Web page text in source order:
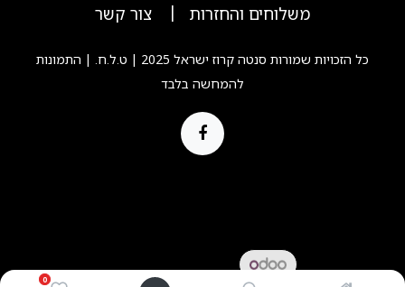
0
משלוחים והחזרות
| צור קשר
כל הזכויות שמורות סנטה קרוז ישראל 2025 | ט.ל.ח. | התמונות
להמחשה בלבד